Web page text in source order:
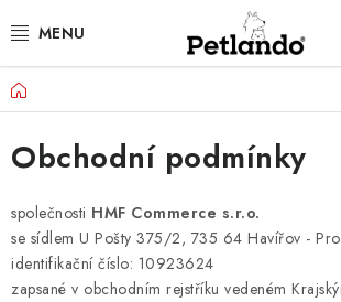
na
PRO PSY
PRO KOČKY
PRO PÁNÍČKY
ZACHRAŇ PRODUKT
Domů
Obchodní podmínky
společnosti HMF Commerce s.r.o.
se sídlem U Pošty 375/2, 735 64 Havířov -
identifikační číslo: 10923624
zapsané v obchodním rejstříku vedeném